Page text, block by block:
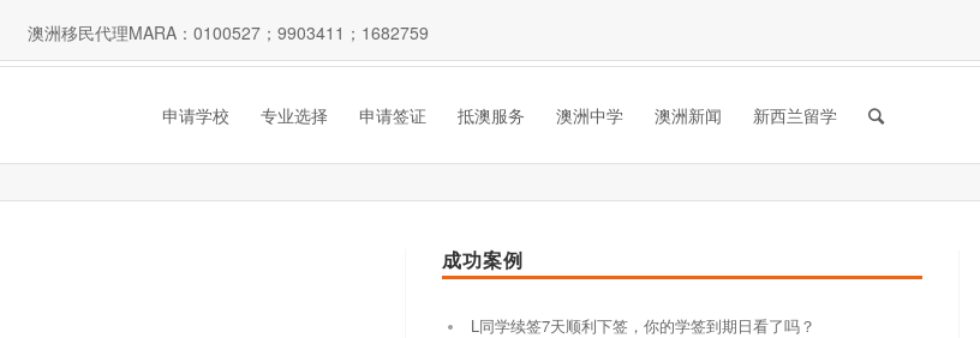
澳洲移民代理MARA：0100527；9903411；1682759
申请学校 专业选择 申请签证 抵澳服务 澳洲中学 澳洲新闻 新西兰留学
成功案例
L同学续签7天顺利下签，你的学签到期日看了吗？